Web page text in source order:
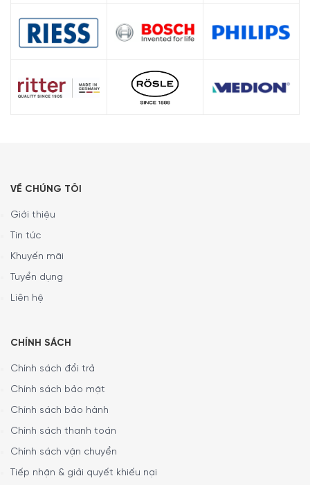
VỀ CHÚNG TÔI
Giới thiệu
Tin tức
Khuyến mãi
Tuyển dụng
Liên hệ
CHÍNH SÁCH
Chính sách đổi trả
Chính sách bảo mật
Chính sách bảo hành
Chính sách thanh toán
Chính sách vận chuyển
Tiếp nhận & giải quyết khiếu nại